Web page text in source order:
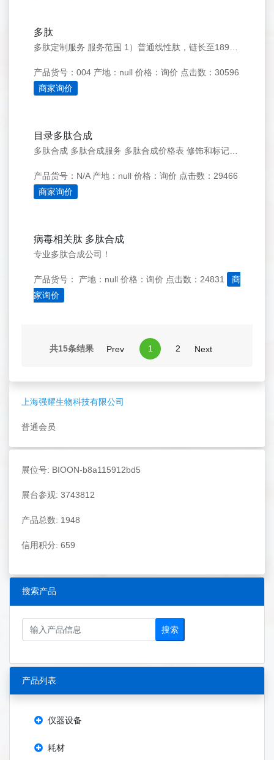
上海强耀生物科技有限公司
普通会员
展位号: BIOON-b8a115912bd5
展台参观: 3743812
产品总数: 1948
信用积分: 659
搜索产品
搜索
产品列表
仪器设备
耗材
多肽
产品货号：004 产地：null 价格：询价 点击数：30596
商家询价
目录多肽合成
产品货号：N/A 产地：null 价格：询价 点击数：29466
商家询价
病毒相关肽 多肽合成
专业多肽合成公司！
产品货号： 产地：null 价格：询价 点击数：24831
商
家询价
共15条结果 Prev 1 2 Next